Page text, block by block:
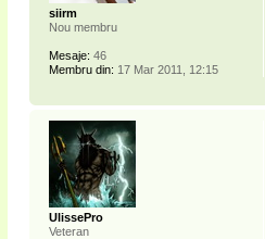
siirm
Nou membru
Mesaje: 46
Membru din: 17 Mar 2011, 12:15
UlissePro
Veteran